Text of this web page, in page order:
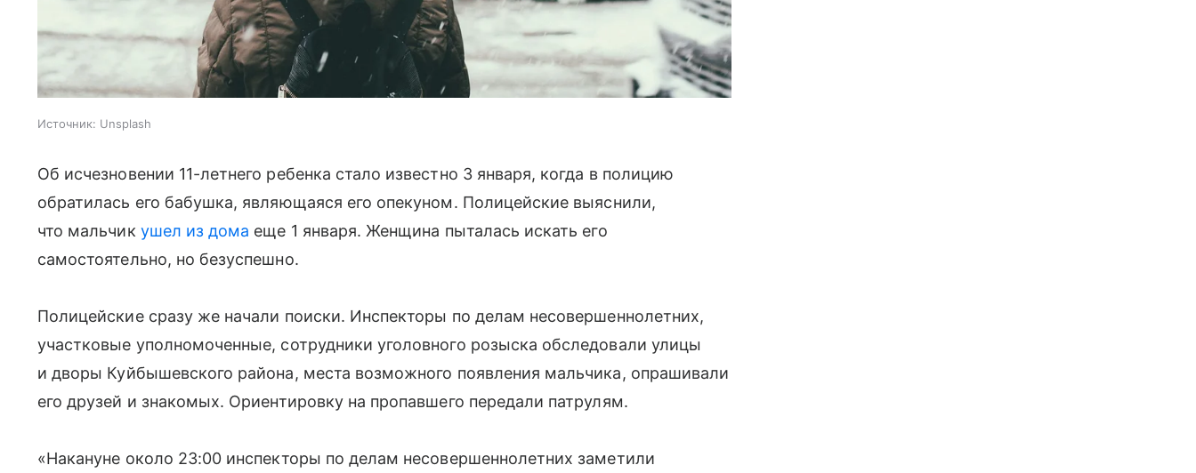
Источник: Unsplash
Об исчезновении 11-летнего ребенка стало известно 3 января, когда в полицию
обратилась его бабушка, являющаяся его опекуном. Полицейские выяснили,
что мальчик ушел из дома еще 1 января. Женщина пыталась искать его
самостоятельно, но безуспешно.
Полицейские сразу же начали поиски. Инспекторы по делам несовершеннолетних,
участковые уполномоченные, сотрудники уголовного розыска обследовали улицы
и дворы Куйбышевского района, места возможного появления мальчика, опрашивали
его друзей и знакомых. Ориентировку на пропавшего передали патрулям.
«Накануне около 23:00 инспекторы по делам несовершеннолетних заметили